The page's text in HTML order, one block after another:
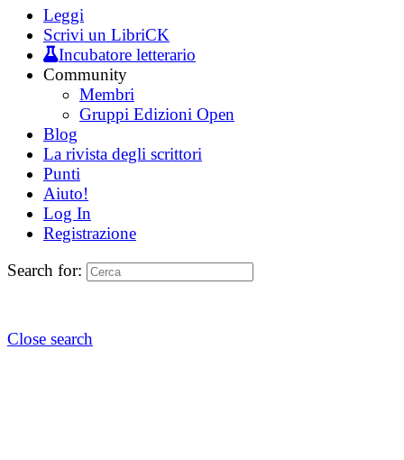
Leggi
Scrivi un LibriCK
Incubatore letterario
Community
Membri
Gruppi Edizioni Open
Blog
La rivista degli scrittori
Punti
Aiuto!
Log In
Registrazione
Search for:
Close search